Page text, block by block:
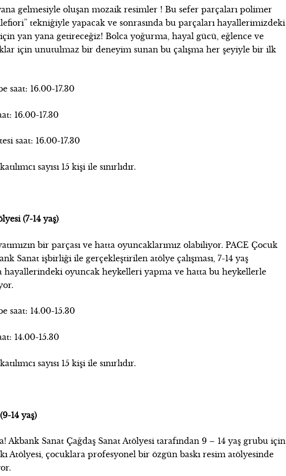
gelmesiyle oluşan mozaik resimler ! Bu sefer parçaları polimer
tekniğiyle yapacak ve sonrasında bu parçaları hayallerimizdeki
yan yana getireceğiz! Bolca yoğurma, hayal gücü, eğlence ve
için unutulmaz bir deneyim sunan bu çalışma her şeyiyle bir ilk
saat: 16.00-17.30
16.00-17.30
saat: 16.00-17.30
sayısı 15 kişi ile sınırlıdır.
(7-14 yaş)
bir parçası ve hatta oyuncaklarımız olabiliyor. PACE Çocuk
Sanat işbirliği ile gerçekleştirilen atölye çalışması, 7-14 yaş
hayallerindeki oyuncak heykelleri yapma ve hatta bu heykellerle
saat: 14.00-15.30
14.00-15.30
sayısı 15 kişi ile sınırlıdır.
14 yaş)
Akbank Sanat Çağdaş Sanat Atölyesi tarafından 9 – 14 yaş grubu için
Atölyesi, çocuklara profesyonel bir özgün baskı resim atölyesinde